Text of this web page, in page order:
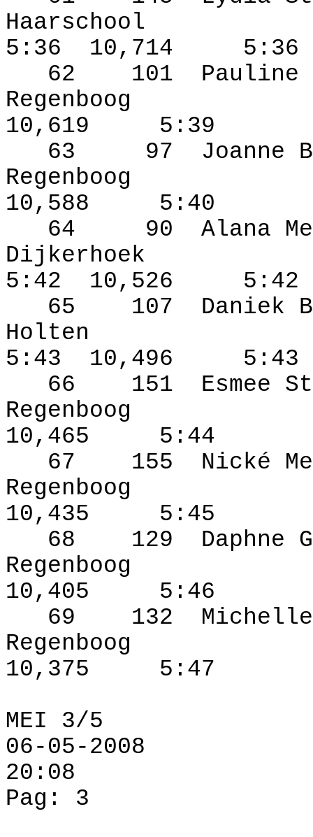
Haarschool
5:36
10,714
5:36
62
101
Pauline
Regenboog
10,619
5:39
63
97
Joanne
Regenboog
10,588
5:40
64
90
Alana
Dijkerhoek
5:42
10,526
5:42
65
107
Daniek
Holten
5:43
10,496
5:43
66
151
Esmee
Regenboog
10,465
5:44
67
155
Nické
Regenboog
10,435
5:45
68
129
Daphne
Regenboog
10,405
5:46
69
132
Regenboog
10,375
5:47
MEI 3/5
06-05-2008
20:08
Pag: 3